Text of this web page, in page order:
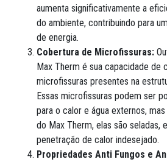
aumenta significativamente a
do ambiente, contribuindo para
de energia.
Cobertura de Microfissuras:
Max Therm é sua capacidade de
microfissuras presentes na
Essas microfissuras podem ser
para o calor e água externos,
do Max Therm, elas são seladas,
penetração de calor indesejado.
Propriedades Anti Fungos e